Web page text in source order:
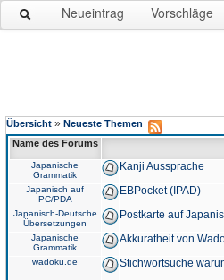
Neueintrag Vorschläge
Übersicht » Neueste Themen
Name des Forums
Japanische
Grammatik
Kanji Aussprache
Japanisch auf
PC/PDA
EBPocket (IPAD)
Japanisch-Deutsche
Übersetzungen
Postkarte auf
Japanische
Grammatik
Akkuratheit von
wadoku.de Stichwortsuche